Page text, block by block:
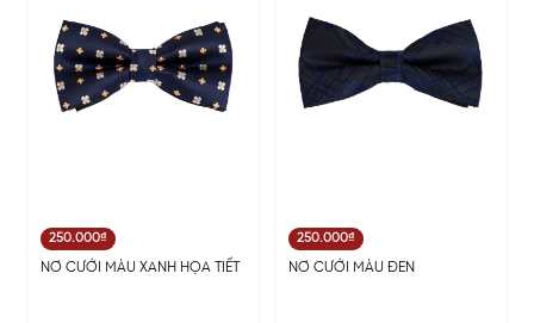
250.000₫
NƠ CƯỚI MÀU XANH HỌA TIẾT
250.000₫
NƠ CƯỚI MÀU ĐEN